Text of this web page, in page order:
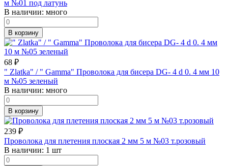
м №01 под латунь
В наличии: много
В корзину
68 ₽
" Zlatka" / " Gamma" Проволока для бисера DG- 4 d 0. 4 мм 10
м №05 зеленый
В наличии: много
В корзину
239 ₽
Проволока для плетения плоская 2 мм 5 м №03 т.розовый
В наличии: 1 шт